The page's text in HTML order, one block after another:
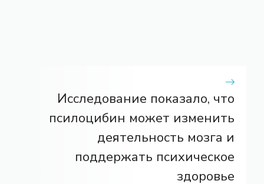
Исследование показало, что
псилоцибин может изменить
деятельность мозга и
поддержать психическое
здоровье